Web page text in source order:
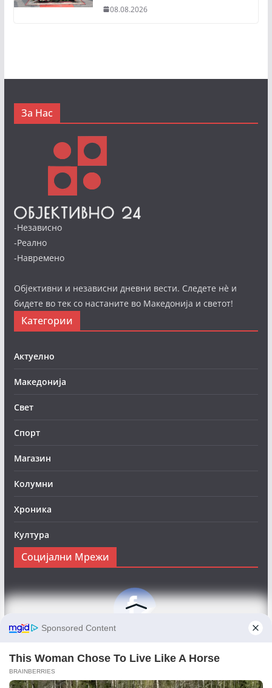
08.08.2026
За Нас
-Независно
-Реално
-Навремено
Објективни и независни дневни вести. Следете нè и
бидете во тек со настаните во Македонија и светот!
Категории
Актуелно
Македонија
Свет
Спорт
Магазин
Колумни
Хроника
Култура
Социјални Мрежи
вести:Objektivno24.mk